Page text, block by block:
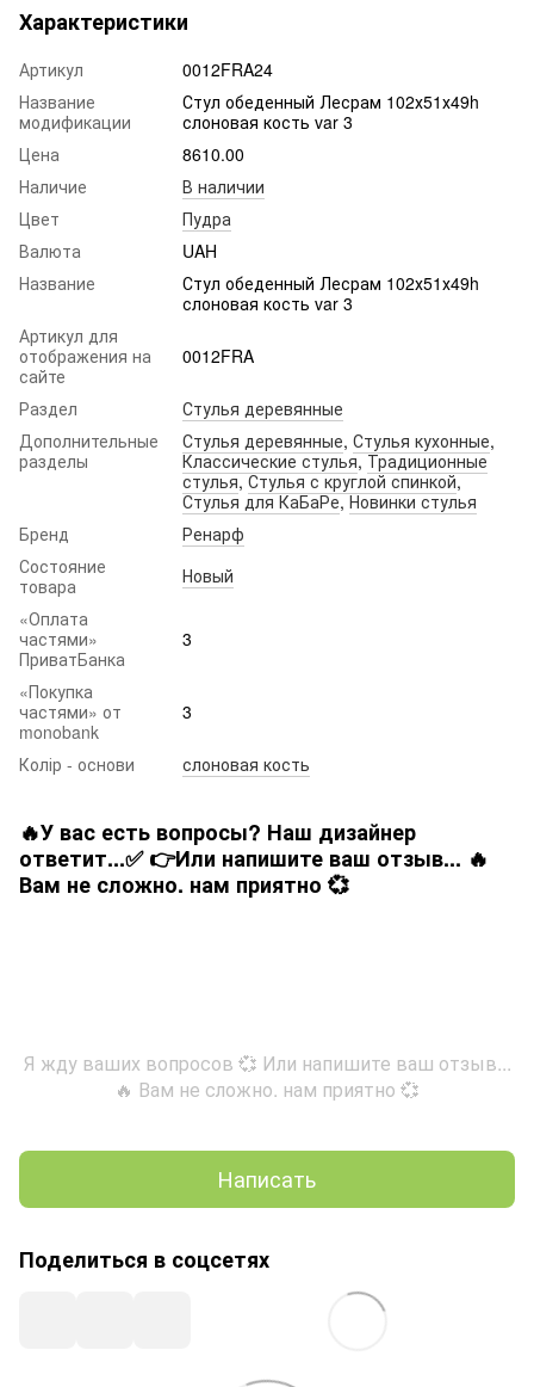
Характеристики
Артикул
0012FRA24
Название
модификации
Стул обеденный Лесрам 102х51х49h
слоновая кость var 3
Цена
8610.00
Наличие
В наличии
Цвет
Пудра
Валюта
UAH
Название
Стул обеденный Лесрам 102х51х49h
слоновая кость var 3
Артикул для
отображения на
сайте
0012FRA
Раздел
Стулья деревянные
Дополнительные
разделы
Стулья деревянные, Стулья кухонные,
Классические стулья,Традиционные
стулья,Стулья с круглой спинкой,
Стулья для КаБаРе,Новинки стулья
Бренд
Ренарф
Состояние
товара
Новый
«Оплата
частями»
ПриватБанка
3
«Покупка
частями» от
monobank
3
Колір - основи слоновая кость
🔥У вас есть вопросы? Наш дизайнер
ответит...✅ 👉Или напишите ваш отзыв... 🔥
Вам не сложно. нам приятно 💞
Я жду ваших вопросов 💞 Или напишите ваш отзыв...
🔥 Вам не сложно. нам приятно 💞
Написать
Поделиться в соцсетях